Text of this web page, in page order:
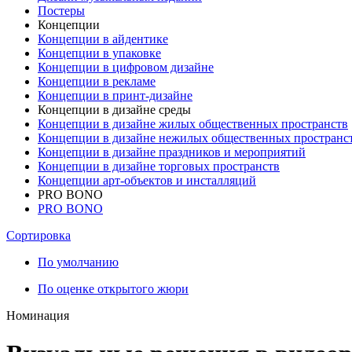
Постеры
Концепции
Концепции в айдентике
Концепции в упаковке
Концепции в цифровом дизайне
Концепции в рекламе
Концепции в принт-дизайне
Концепции в дизайне среды
Концепции в дизайне жилых общественных пространств
Концепции в дизайне нежилых общественных
Концепции в дизайне праздников и мероприятий
Концепции в дизайне торговых пространств
Концепции арт-объектов и инсталляций
PRO BONO
PRO BONO
Сортировка
По умолчанию
По оценке открытого жюри
Номинация